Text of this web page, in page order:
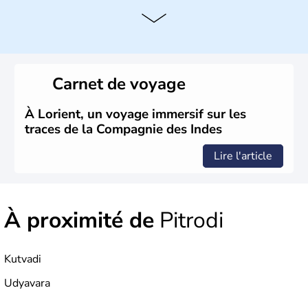
Histoire et administration
siècle, l'Inde reste sous la domination de l'empire
britannique jusqu'à l'obtention de son indépendance en
1947. Le Taj Mahal, mausolée construit par un empereur
en l'honneur de son épouse, a été édifié dans les années
1640 et est aujourd'hui considéré comme l'une des 7
Carnet de voyage
À Lorient, un voyage immersif sur les
traces de la Compagnie des Indes
Lire l'article
À proximité de Pitrodi
Kutvadi
Udyavara